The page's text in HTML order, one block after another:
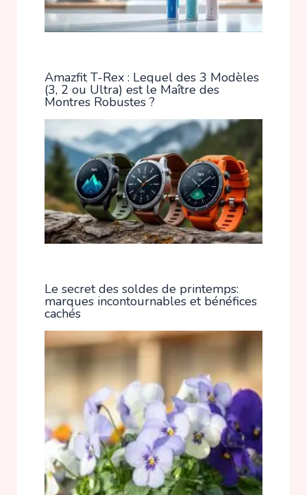
Amazfit T-Rex : Lequel des 3 Modèles
(3, 2 ou Ultra) est le Maître des
Montres Robustes ?
Le secret des soldes de printemps:
marques incontournables et bénéfices
cachés